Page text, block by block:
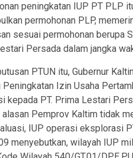
peningkatan IUP PT PLP
permohonan PLP,
sesuai permohonan berupa
Persada dalam jangka
PTUN itu, Gubernur
Peningkatan Izin Usaha
kepada PT. Prima Lestari
alasan Pemprov Kaltim tidak
IUP operasi eksplorasi
menyebutkan, wilayah IUP